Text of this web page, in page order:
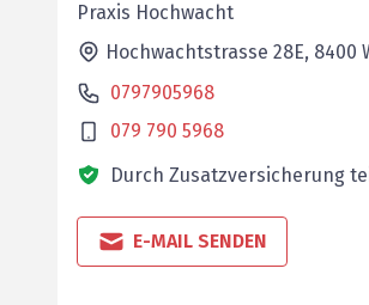
Praxis Hochwacht
Hochwachtstrasse 28E, 8400
0797905968
079 790 5968
Durch Zusatzversicherung
E-MAIL SENDEN